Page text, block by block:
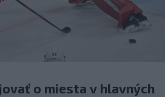
o miesta v hlavných